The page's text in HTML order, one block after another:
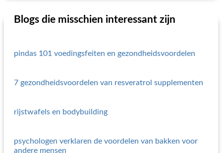
Blogs die misschien interessant zijn
pindas 101 voedingsfeiten en gezondheidsvoordelen
7 gezondheidsvoordelen van resveratrol supplementen
rijstwafels en bodybuilding
psychologen verklaren de voordelen van bakken voor
andere mensen